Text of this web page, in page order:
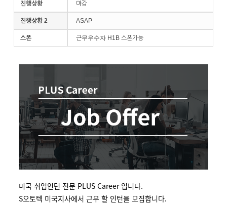
진행상황 마감
진행상황 2 ASAP
스폰 근무우수자 H1B 스폰가능
미국 취업인턴 전문 PLUS Career 입니다.
S오토텍 미국지사에서 근무 할 인턴을 모집합니다.